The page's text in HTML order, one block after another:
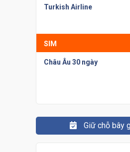
Turkish Airline
SIM
Châu Âu 30 ngày
Giữ chỗ bây